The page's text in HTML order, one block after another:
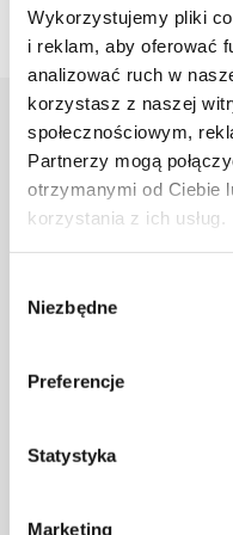
Wykorzystujemy pliki
i reklam, aby oferować
analizować ruch w
korzystasz z naszej
społecznościowym,
Partnerzy mogą
otrzymanymi od Ciebie
korzystania z ich usług.
zgody
Niezbędne
Preferencje
Statystyka
Marketing
Projektant
Karolina